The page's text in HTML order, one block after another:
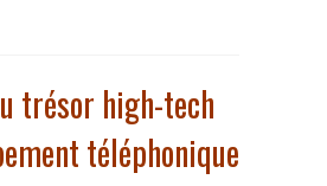
trésor high-tech
téléphonique